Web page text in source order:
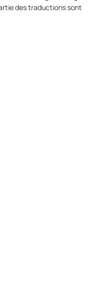
des traductions sont